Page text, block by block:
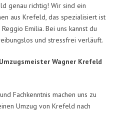
genau richtig! Wir sind ein
aus Krefeld, das spezialisiert ist
Emilia. Bei uns kannst du
und stressfrei verläuft.
Wagner Krefeld
Fachkenntnis machen uns zu
Umzug von Krefeld nach